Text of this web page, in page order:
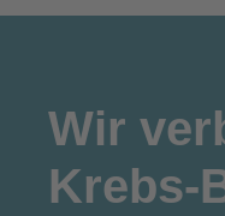
Wir
Krebs-